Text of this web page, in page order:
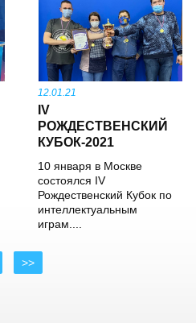
12.01.21
IV
РОЖДЕСТВЕНСКИЙ
КУБОК-2021
10 января в Москве
состоялся IV
Рождественский Кубок по
интеллектуальным
играм....
>>